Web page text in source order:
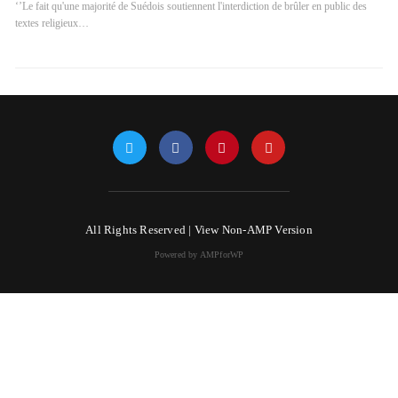
‘’Le fait qu'une majorité de Suédois soutiennent l'interdiction de brûler en public des
textes religieux…
All Rights Reserved | View Non-AMP Version
Powered by AMPforWP